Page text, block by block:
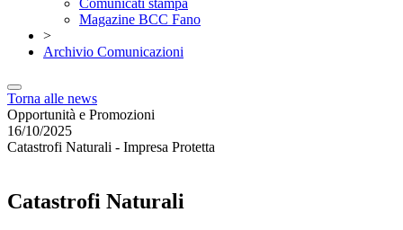
Comunicati stampa
Magazine BCC Fano
>
Archivio Comunicazioni
Torna alle news
Opportunità e Promozioni
16/10/2025
Catastrofi Naturali - Impresa Protetta
Catastrofi Naturali